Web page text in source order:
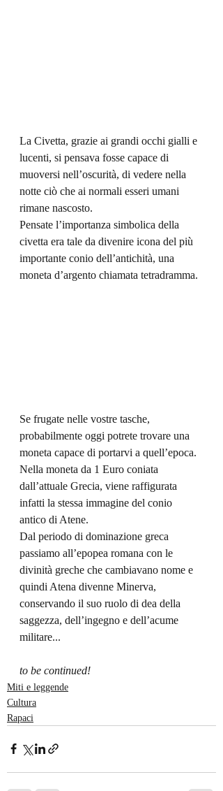
La Civetta, grazie ai grandi occhi gialli e
lucenti, si pensava fosse capace di
muoversi nell’oscurità, di vedere nella
notte ciò che ai normali esseri umani
rimane nascosto.
Pensate l’importanza simbolica della
civetta era tale da divenire icona del più
importante conio dell’antichità, una
moneta d’argento chiamata tetradramma.
Se frugate nelle vostre tasche,
probabilmente oggi potrete trovare una
moneta capace di portarvi a quell’epoca.
Nella moneta da 1 Euro coniata
dall’attuale Grecia, viene raffigurata
infatti la stessa immagine del conio
antico di Atene.
Dal periodo di dominazione greca
passiamo all’epopea romana con le
divinità greche che cambiavano nome e
quindi Atena divenne Minerva,
conservando il suo ruolo di dea della
saggezza, dell’ingegno e dell’acume
militare...
to be continued!
Miti e leggende
Cultura
Rapaci